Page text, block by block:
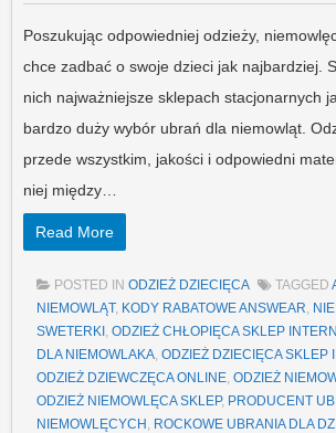
Poszukując odpowiedniej odzieży,
chce zadbać o swoje dzieci jak najbardziej.
nich najważniejsze sklepach stacjonarnych
bardzo duży wybór ubrań dla niemowląt.
przede wszystkim, jakości i odpowiedni
niej między…
Read More
POSTED IN ODZIEŻ DZIECIĘCA TAGGED
NIEMOWLĄT, KODY RABATOWE ANSWEAR
SWETERKI ODZIEŻ CHŁOPIĘCA SKLEP
DLA NIEMOWLAKA ODZIEŻ DZIECIĘCA SKLEP
ODZIEŻ DZIEWCZĘCA ONLINE ODZIEŻ
ODZIEŻ NIEMOWLĘCA SKLEP, PRODUCENT
NIEMOWLĘCYCH ROCKOWE UBRANIA DLA